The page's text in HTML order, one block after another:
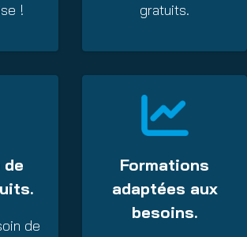
!
gratuits.
de
Formations
adaptées aux
besoins.